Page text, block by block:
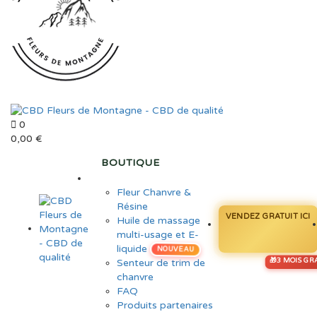
0
0,00 €
BOUTIQUE
Fleur Chanvre &
Résine
Huile de massage
multi-usage et E-
liquide
NOUVEAU
Senteur de trim de
chanvre
FAQ
Produits partenaires
VENDEZ GRATUIT ICI